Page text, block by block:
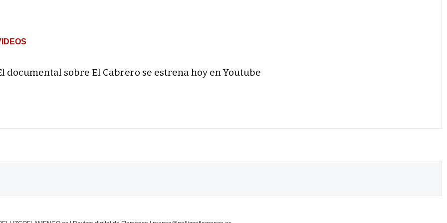
documental sobre El Cabrero se estrena hoy en Youtube